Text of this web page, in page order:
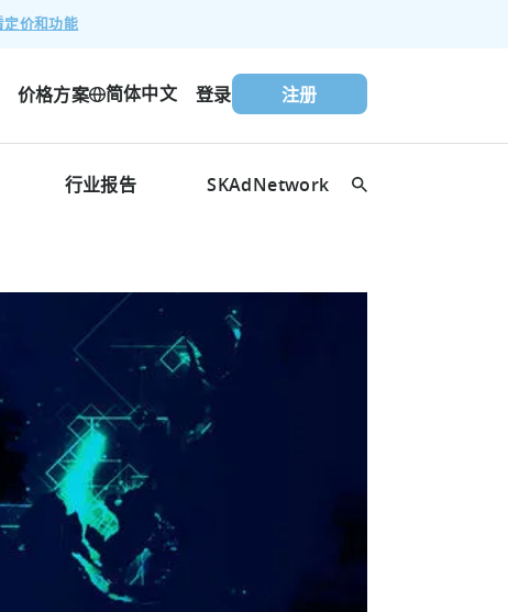
定价和功能
价格方案 简体中文 登录 注册
行业报告 SKAdNetwork